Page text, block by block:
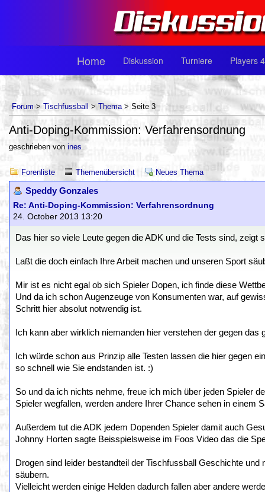
Home Diskussion Turniere Players
Forum > Tischfussball > Thema> Seite 3
Anti-Doping-Kommission: Verfahrensordnung
geschrieben von ines
Forenliste Themenübersicht Neues Thema
Speddy Gonzales
Re: Anti-Doping-Kommission: Verfahrensordnung
24. October 2013 13:20
Das hier so viele Leute gegen die ADK und die Tests sind, zeigt
Laßt die doch einfach Ihre Arbeit machen und unseren Sport
Mir ist es nicht egal ob sich Spieler Dopen, ich finde diese
Und da ich schon Augenzeuge von Konsumenten war, auf
Schritt hier absolut notwendig ist.
Ich kann aber wirklich niemanden hier verstehen der gegen
Ich würde schon aus Prinzip alle Testen lassen die hier gegen
so schnell wie Sie endstanden ist. :)
So und da ich nichts nehme, freue ich mich über jeden Spieler
Spieler wegfallen, werden andere Ihrer Chance sehen in einem
Außerdem tut die ADK jedem Dopenden Spieler damit auch
Johnny Horten sagte Beisspielsweise im Foos Video das die
Drogen sind leider bestandteil der Tischfussball Geschichte
säubern.
Vielleicht werden einige Helden dadurch fallen aber andere